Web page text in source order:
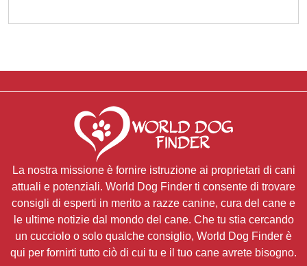
La nostra missione è fornire istruzione ai proprietari di cani
attuali e potenziali. World Dog Finder ti consente di trovare
consigli di esperti in merito a razze canine, cura del cane e
le ultime notizie dal mondo del cane. Che tu stia cercando
un cucciolo o solo qualche consiglio, World Dog Finder è
qui per fornirti tutto ciò di cui tu e il tuo cane avrete bisogno.